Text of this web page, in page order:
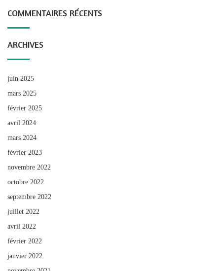
COMMENTAIRES RÉCENTS
ARCHIVES
juin 2025
mars 2025
février 2025
avril 2024
mars 2024
février 2023
novembre 2022
octobre 2022
septembre 2022
juillet 2022
avril 2022
février 2022
janvier 2022